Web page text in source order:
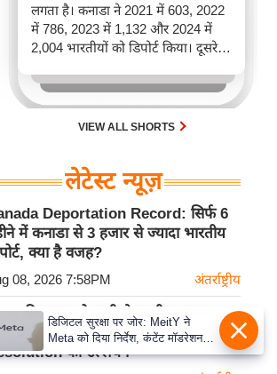
लगता है। कनाडा ने 2021 में 603, 2022
में 786, 2023 में 1,132 और 2024 में
2,004 भारतीयों को डिपोर्ट किया। दूसरे
पूरे साल की तुलना में 2026 की पहली
छमाही में ज़्यादा भारतीयों को वापस भेजा
VIEW ALL SHORTS
लेटेस्ट न्यूज़
Deportation Record: सिर्फ 6
में कनाडा से 3 हजार से ज्यादा भारतीय
क्या है वजह?
08, 2026 7:58PM अंतर्राष्ट्रीय
की Iran को कड़ी चेतावनी, ADNOC
पर Missile Attack को बताया UN
का उल्लंघन
डिजिटल सुरक्षा पर जोर: MeitY ने
Meta को दिया निर्देश, कंटेंट मॉडरेशन
मजबूत करे